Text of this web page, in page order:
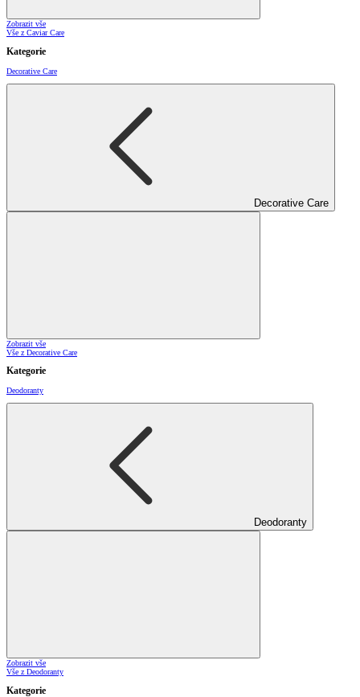
Zobrazit vše
Vše z Caviar Care
Kategorie
Decorative Care
Decorative Care
Zobrazit vše
Vše z Decorative Care
Kategorie
Deodoranty
Deodoranty
Zobrazit vše
Vše z Deodoranty
Kategorie